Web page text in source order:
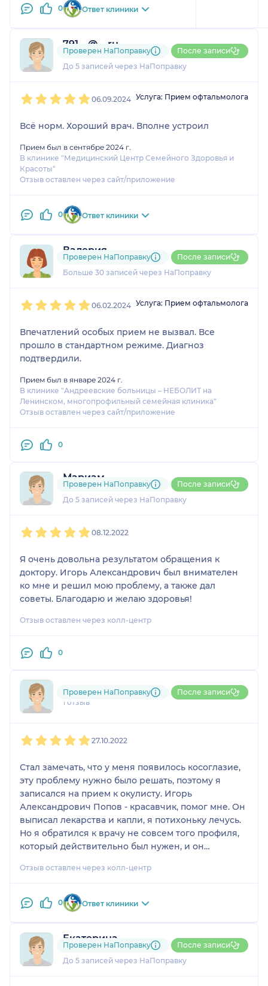
0 Ответ клиники
791....@....ru
1 отзыв
До 5 записей через НаПоправку
Проверен НаПоправку После записи
06.09.2024 Услуга: Прием офтальмолога
Всё норм. Хороший врач. Вполне устроил
Прием был в сентябре 2024 г.
В клинике "Медицинский Центр Семейного Здоровья и
Красоты"
Отзыв оставлен через сайт/приложение
0 Ответ клиники
Валерия
15 отзывов
Больше 30 записей через НаПоправку
Проверен НаПоправку После записи
06.02.2024 Услуга: Прием офтальмолога
Впечатлений особых прием не вызвал. Все
прошло в стандартном режиме. Диагноз
подтвердили.
Прием был в январе 2024 г.
В клинике "Андреевские больницы – НЕБОЛИТ на
Ленинском, многопрофильный семейная клиника"
Отзыв оставлен через сайт/приложение
0
Мариам
3 отзыва
До 5 записей через НаПоправку
Проверен НаПоправку После записи
08.12.2022
Я очень довольна результатом обращения к
доктору. Игорь Александрович был внимателен
ко мне и решил мою проблему, а также дал
советы. Благодарю и желаю здоровья!
Отзыв оставлен через колл-центр
0
Эмиль
1 отзыв
Проверен НаПоправку После записи
27.10.2022
Стал замечать, что у меня появилось косоглазие,
эту проблему нужно было решать, поэтому я
записался на прием к окулисту. Игорь
Александрович Попов - красавчик, помог мне. Он
выписал лекарства и капли, я потихоньку лечусь.
Но я обратился к врачу не совсем того профиля,
который действительно был нужен, и он
офтальмологу, у него я уже тоже был.
Отзыв оставлен через колл-центр
0 Ответ клиники
Екатерина
1 отзыв
До 5 записей через НаПоправку
Проверен НаПоправку После записи